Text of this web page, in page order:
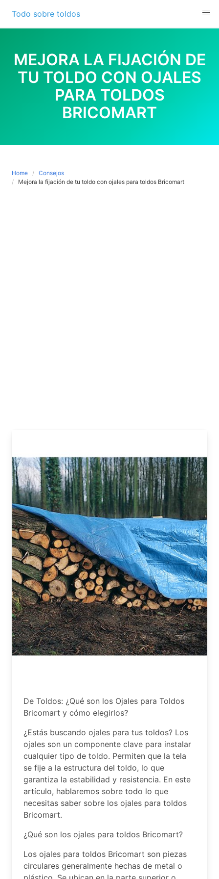
content
Todo sobre toldos
MEJORA LA FIJACIÓN DE
TU TOLDO CON OJALES
PARA TOLDOS
BRICOMART
Home
Consejos
Mejora la fijación de tu toldo con ojales para toldos Bricomart
De Toldos: ¿Qué son los Ojales para Toldos
Bricomart y cómo elegirlos?
¿Estás buscando ojales para tus toldos? Los
ojales son un componente clave para instalar
cualquier tipo de toldo. Permiten que la tela
se fije a la estructura del toldo, lo que
garantiza la estabilidad y resistencia. En este
artículo, hablaremos sobre todo lo que
necesitas saber sobre los ojales para toldos
Bricomart.
¿Qué son los ojales para toldos Bricomart?
Los ojales para toldos Bricomart son piezas
circulares generalmente hechas de metal o